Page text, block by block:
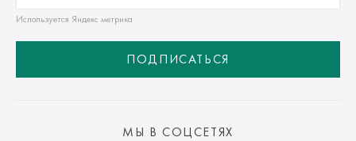
Используется Яндекс метрика
ПОДПИСАТЬСЯ
МЫ В СОЦСЕТЯХ